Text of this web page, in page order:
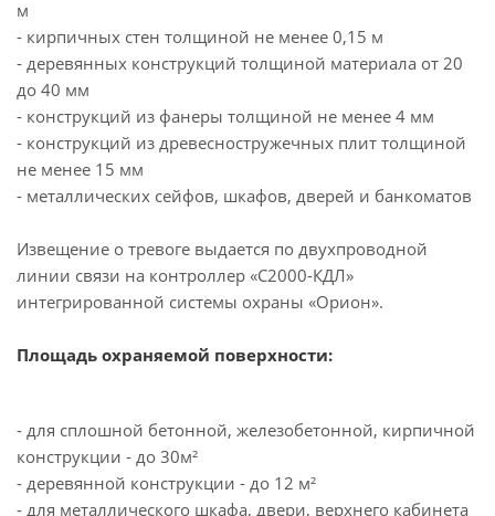
м
- кирпичных стен толщиной не менее 0,15 м
- деревянных конструкций толщиной материала от 20
до 40 мм
- конструкций из фанеры толщиной не менее 4 мм
- конструкций из древесностружечных плит толщиной
не менее 15 мм
- металлических сейфов, шкафов, дверей и банкоматов
Извещение о тревоге выдается по двухпроводной
линии связи на контроллер «С2000-КДЛ»
интегрированной системы охраны «Орион».
Площадь охраняемой поверхности:
- для сплошной бетонной, железобетонной, кирпичной
конструкции - до 30м²
- деревянной конструкции - до 12 м²
- для металлического шкафа, двери, верхнего кабинета